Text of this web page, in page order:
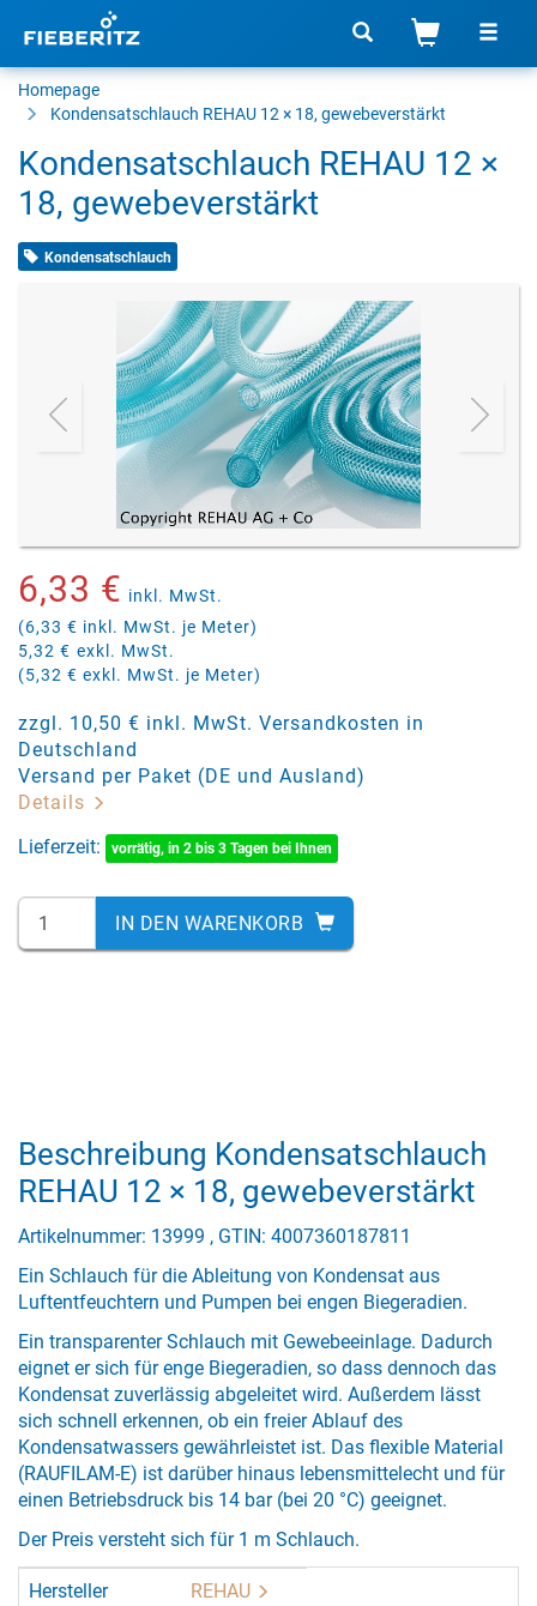
Homepage
Kondensatschlauch REHAU 12 × 18, gewebeverstärkt
Kondensatschlauch REHAU 12 ×
18, gewebeverstärkt
Kondensatschlauch
6,33 € inkl. MwSt.
(6,33 € inkl. MwSt. je Meter)
5,32 € exkl. MwSt.
(5,32 € exkl. MwSt. je Meter)
zzgl. 10,50 € inkl. MwSt. Versandkosten in
Deutschland
Versand per Paket (DE und Ausland)
Details
Lieferzeit:
vorrätig, in 2 bis 3 Tagen bei Ihnen
IN DEN WARENKORB
Beschreibung Kondensatschlauch
REHAU 12 × 18, gewebeverstärkt
Artikelnummer: 13999 , GTIN: 4007360187811
Ein Schlauch für die Ableitung von Kondensat aus
Luftentfeuchtern und Pumpen bei engen Biegeradien.
Ein transparenter Schlauch mit Gewebeeinlage. Dadurch
eignet er sich für enge Biegeradien, so dass dennoch das
Kondensat zuverlässig abgeleitet wird. Außerdem lässt
sich schnell erkennen, ob ein freier Ablauf des
Kondensatwassers gewährleistet ist. Das flexible Material
(RAUFILAM-E) ist darüber hinaus lebensmittelecht und für
einen Betriebsdruck bis 14 bar (bei 20 °C) geeignet.
Der Preis versteht sich für 1 m Schlauch.
Hersteller REHAU